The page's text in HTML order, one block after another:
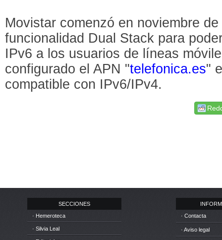
Movistar comenzó en noviembre
funcionalidad Dual Stack para
IPv6 a los usuarios de líneas
configurado el APN "telefonica.es"
compatible con IPv6/IPv4.
SECCIONES
· Hemeroteca
· Silvia Leal
· Contacta
· Aviso legal